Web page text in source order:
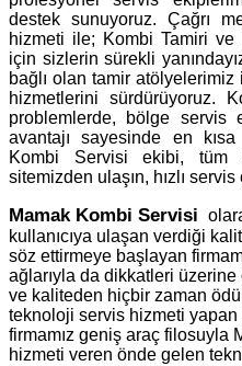
destek sunuyoruz. Çağrı
hizmeti ile; Kombi Tamiri ve
için sizlerin sürekli
bağlı olan tamir atölyelerimiz
hizmetlerini sürdürüyoruz.
problemlerde, bölge servis
avantajı sayesinde en kısa
Kombi Servisi ekibi, tüm
sitemizden ulaşın, hızlı servis
MamakKombi Servisi
kullanıcıya ulaşan verdiği
söz ettirmeye başlayan
ağlarıyla da dikkatleri
ve kaliteden hiçbir zaman
teknoloji servis hizmeti yapan
firmamız geniş araç filosuyla
hizmeti veren önde gelen